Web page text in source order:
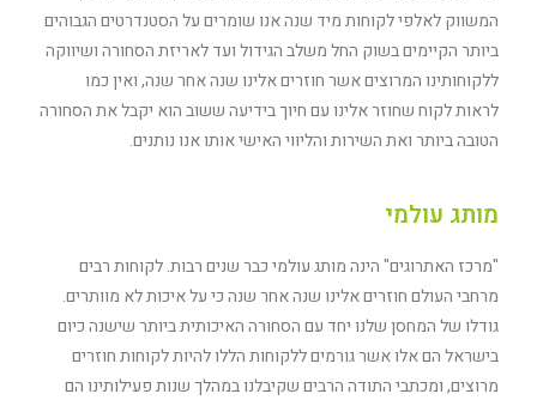
המשווק לאלפי לקוחות מיד שנה אנו שומרים על הסטנדרטים הגבוהים
ביותר הקיימים בשוק החל משלב הגידול ועד לאריזת הסחורה ושיווקה
ללקוחותינו המרוצים אשר חוזרים אלינו שנה אחר שנה, ואין כמו
לראות לקוח שחוזר אלינו עם חיוך בידיעה ששוב הוא יקבל את הסחורה
הטובה ביותר ואת השירות והליווי האישי אותו אנו נותנים.
מותג עולמי
"מרכז האתרוגים" הינה מותג עולמי כבר שנים רבות. לקוחות רבים
מרחבי העולם חוזרים אלינו שנה אחר שנה כי על איכות לא מוותרים.
גודלו של המחסן שלנו יחד עם הסחורה האיכותית ביותר שישנה כיום
בישראל הם אלו אשר גורמים ללקוחות הללו להיות לקוחות חוזרים
מרוצים, ומכתבי התודה הרבים שקיבלנו במהלך שנות פעילותינו הם